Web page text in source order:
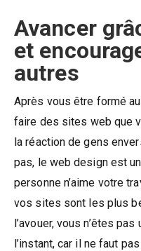
Avancer
et
autres
Après vous être formé
faire des sites web que
la réaction de gens
pas, le web design est
personne n’aime votre
vos sites sont les plus
l’avouer, vous n’êtes
l’instant, car il ne faut